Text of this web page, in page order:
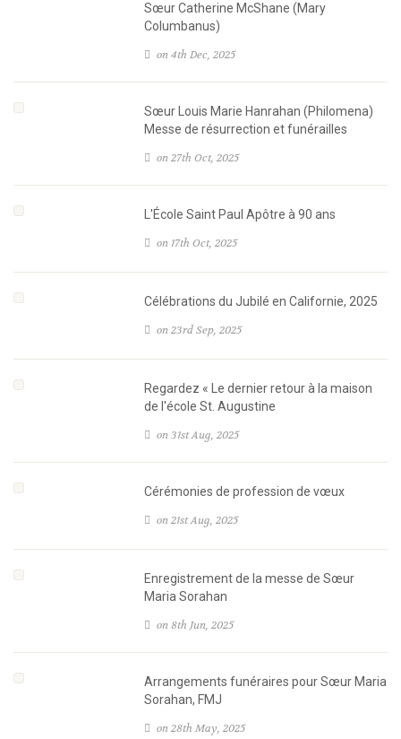
Sœur Catherine McShane (Mary
Columbanus)
on 4th Dec, 2025
Sœur Louis Marie Hanrahan (Philomena)
Messe de résurrection et funérailles
on 27th Oct, 2025
L'École Saint Paul Apôtre à 90 ans
on 17th Oct, 2025
Célébrations du Jubilé en Californie, 2025
on 23rd Sep, 2025
Regardez « Le dernier retour à la maison
de l'école St. Augustine
on 31st Aug, 2025
Cérémonies de profession de vœux
on 21st Aug, 2025
Enregistrement de la messe de Sœur
Maria Sorahan
on 8th Jun, 2025
Arrangements funéraires pour Sœur Maria
Sorahan, FMJ
on 28th May, 2025